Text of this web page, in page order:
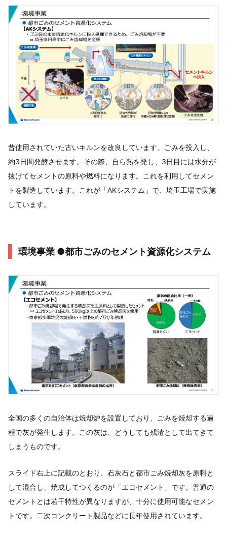
昔使用されていた古いキルンを改良しています。ごみを投入し、
約3日間発酵させます。その際、自ら熱を発し、3日目には水分が
抜けてセメントの原料や燃料になります。これを利用してセメン
トを製造しています。これが「AKシステム」で、埼玉工場で実施
しています。
環境事業 ●都市ごみのセメント資源化システム
全国の多くの自治体は焼却炉を設置しており、ごみを焼却する過
程で灰が発生します。この灰は、どうしても残渣として出てきて
しまうものです。
スライド右上に記載のとおり、石灰石と都市ごみ焼却灰を原料と
して混合し、焼成してつくるのが「エコセメント」です。普通の
セメントとは若干特性が異なりますが、十分に使用可能なセメン
トです。二次コンクリート製品などに長年使用されています。